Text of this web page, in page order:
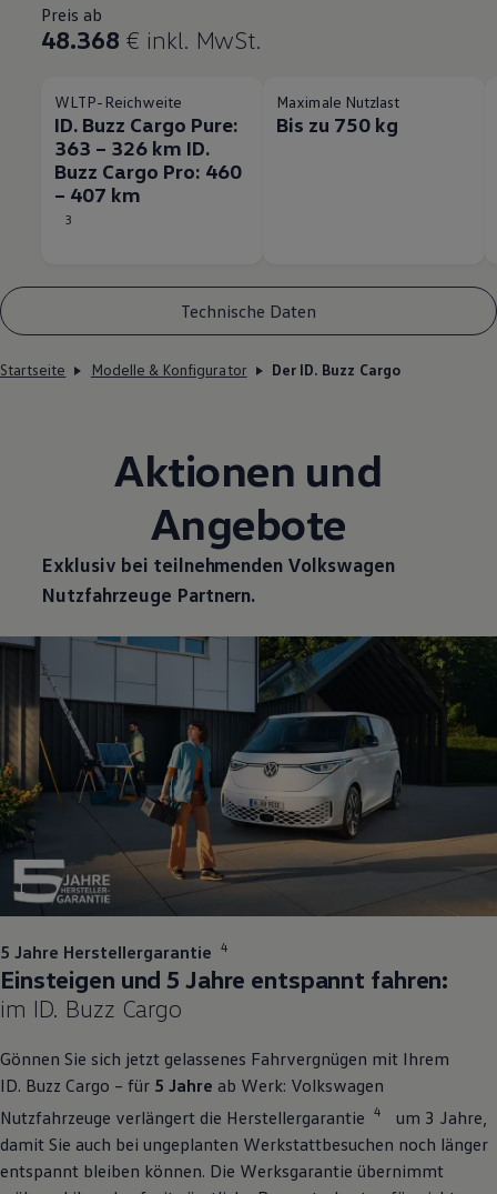
Preis ab
48.368 € inkl. MwSt.
WLTP-Reichweite
ID. Buzz Cargo Pure:
363 – 326 km ID.
Buzz Cargo Pro: 460
– 407 km
3
Maximale Nutzlast
Bis zu 750 kg
Technische Daten
Startseite Modelle & Konfigurator Der ID. Buzz Cargo
Aktionen und
Angebote
Exklusiv bei teilnehmenden Volkswagen
Nutzfahrzeuge Partnern.
1
5 Jahre Herstellergarantie 4
Einsteigen und 5 Jahre entspannt fahren:
im ID. Buzz Cargo
Gönnen Sie sich jetzt gelassenes Fahrvergnügen mit Ihrem
ID. Buzz Cargo – für 5 Jahre ab Werk: Volkswagen
Nutzfahrzeuge verlängert die Herstellergarantie 4
um 3 Jahre,
damit Sie auch bei ungeplanten Werkstattbesuchen noch länger
entspannt bleiben können. Die Werksgarantie übernimmt